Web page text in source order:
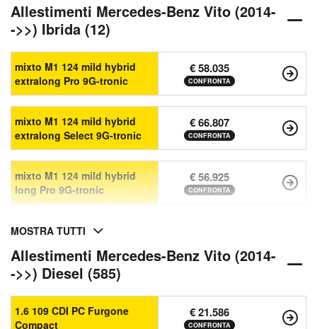
Allestimenti Mercedes-Benz Vito (2014-
->>) Ibrida (12)
mixto M1 124 mild hybrid
extralong Pro 9G-tronic
€ 58.035
CONFRONTA
mixto M1 124 mild hybrid
extralong Select 9G-tronic
€ 66.807
CONFRONTA
mixto M1 124 mild hybrid
long Pro 9G-tronic
€ 56.925
CONFRONTA
MOSTRA TUTTI
Allestimenti Mercedes-Benz Vito (2014-
->>) Diesel (585)
1.6 109 CDI PC Furgone
Compact
€ 21.586
CONFRONTA